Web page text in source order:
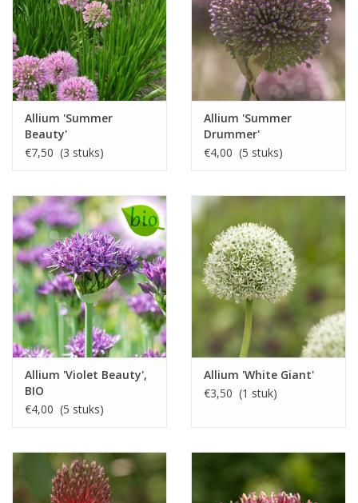
Allium 'Summer
Beauty'
€7,50 (3 stuks)
Allium 'Summer
Drummer'
€4,00 (5 stuks)
Allium 'Violet Beauty',
BIO
€4,00 (5 stuks)
Allium 'White Giant'
€3,50 (1 stuk)